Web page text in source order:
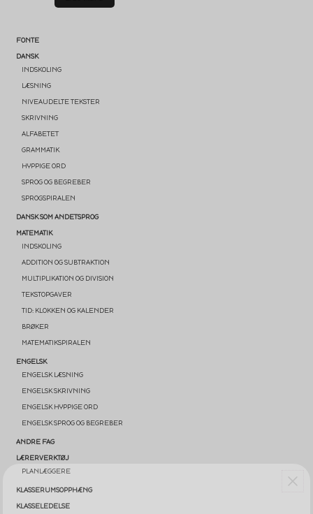
FONTE
DANSK
INDSKOLING
LÆSNING
NIVEAUDELTE TEKSTER
SKRIVNING
ALFABETET
GRAMMATIK
HYPPIGE ORD
SPROG OG BEGREBER
SPROGSPIRALEN
DANSK SOM ANDETSPROG
MATEMATIK
INDSKOLING
ADDITION OG SUBTRAKTION
MULTIPLIKATION OG DIVISION
TEKSTOPGAVER
TID: KLOKKEN OG KALENDER
BRØKER
MATEMATIKSPIRALEN
ENGELSK
ENGELSK LÆSNING
ENGELSK SKRIVNING
ENGELSK HYPPIGE ORD
ENGELSK SPROG OG BEGREBER
ANDRE FAG
LÆRERVERKTØJ
PLANLÆGGERE
KLASSERUMSOPPHÆNG
KLASSELEDELSE